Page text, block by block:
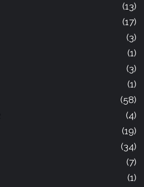
(13)
(17)
(3)
(1)
(3)
(1)
(58)
(4)
(19)
(34)
(7)
(1)